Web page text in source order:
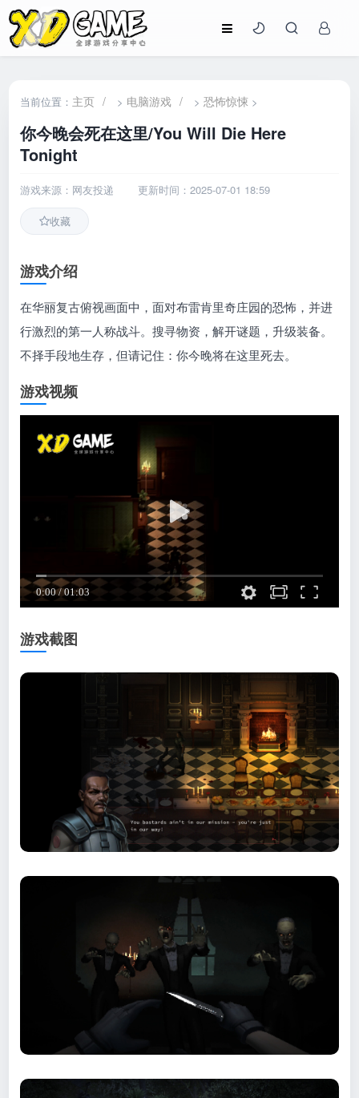
当前位置： 主页 / > 电脑游戏 / >恐怖惊悚 >
你今晚会死在这里/You Will Die Here
Tonight
游戏来源：网友投递 更新时间：2025-07-01 18:59
收藏
游戏介绍
在华丽复古俯视画面中，面对布雷肯里奇庄园的恐怖，并进
行激烈的第一人称战斗。搜寻物资，解开谜题，升级装备。
不择手段地生存，但请记住：你今晚将在这里死去。
游戏视频
游戏截图